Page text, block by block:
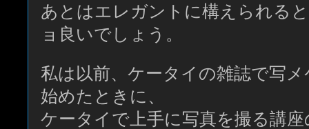
あとはエレガントに構えられる
ョ良いでしょう。
私は以前、ケータイの雑誌で写
始めたときに、
ケータイで上手に写真を撮る講